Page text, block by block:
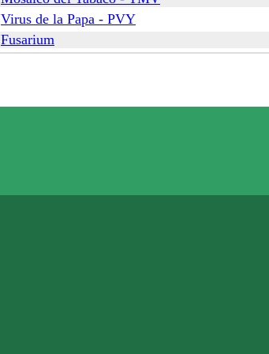
Virus de la Papa - PVY
Fusarium